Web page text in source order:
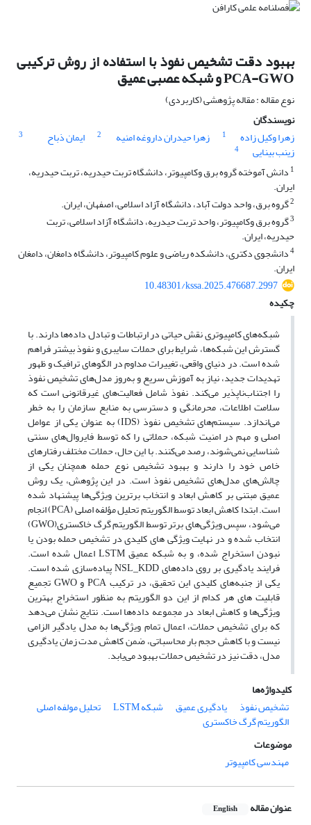
بهبود دقت تشخیص نفوذ با استفاده از روش ترکیبی
PCA-GWO و شبکه‌ عصبی عمیق
نوع مقاله : مقاله پژوهشی (کاربردی)
نویسندگان
زهرا وکیل زاده
1 زهرا حیدران داروغه امنیه 2 ایمان ذباح 3
زینب بینایی
4
1 دانش آموخته گروه برق وکامپیوتر، دانشگاه تربت حیدریه، تربت حیدریه،
ایران.
2گروه برق، واحد دولت آباد، دانشگاه آزاد اسلامی، اصفهان، ایران.
3گروه برق وکامپیوتر، واحد تربت حیدریه، دانشگاه آزاد اسلامی، تربت
حیدریه، ایران.
4دانشجوی دکتری، دانشکده ریاضی و علوم کامپیوتر، دانشگاه دامغان، دامغان
ایران.
10.48301/kssa.2025.476687.2997
چکیده
شبکه‌های کامپیوتری نقش حیاتی در ارتباطات و تبادل داده‌ها دارند. با
گسترش این شبکه‌ها، شرایط برای حملات سایبری و نفوذ بیشتر فراهم
شده است. در دنیای واقعی، تغییرات مداوم در الگوهای ترافیک و ظهور
تهدیدات جدید، نیاز به آموزش سریع و به‌روز مدل‌های تشخیص نفوذ
را اجتناب‌ناپذیر می‌کند. نفوذ شامل فعالیت‌های غیرقانونی است که
سلامت اطلاعات، محرمانگی و دسترسی به منابع سازمان را به خطر
می‌اندازد. سیستم‌های تشخیص نفوذ (IDS) به عنوان یکی از عوامل
اصلی و مهم در امنیت شبکه، حملاتی را که توسط فایروال‌های سنتی
شناسایی نمی‌شوند، رصد می‌کنند. با این حال، حملات مختلف رفتارهای
خاص خود را دارند و بهبود تشخیص نوع حمله همچنان یکی از
چالش‌های مدل‌های تشخیص نفوذ است. در این پژوهش، یک روش
عمیق مبتنی بر کاهش ابعاد و انتخاب برترین ویژگی‌ها پیشنهاد شده
است. ابتدا کاهش ابعاد توسط الگوریتم تحلیل مؤلفه اصلی (PCA) انجام
می‌شود، سپس ویژگی‌های برتر توسط الگوریتم گرگ خاکستری(GWO)
انتخاب شده و در نهایت ویژگی های کلیدی در تشخیص حمله بودن یا
نبودن استخراج شده، و به شبکه‌ عمیق LSTM اعمال شده است.
فرایند یادگیری بر روی داده‌های NSL_KDD پیاده‌سازی شده است.
یکی از جنبه‌های کلیدی این تحقیق، در ترکیب PCA و GWO تجمیع
قابلیت های هر کدام از این دو الگوریتم به منظور استخراج بهترین
ویژگی‌ها و کاهش ابعاد در مجموعه داده‌ها است. نتایج نشان می‌دهد
که برای تشخیص حملات، اعمال تمام ویژگی‌ها به مدل یادگیر الزامی
نیست و با کاهش حجم بار محاسباتی، ضمن کاهش مدت زمان یادگیری
مدل‌، دقت نیز در تشخیص حملات بهبود می‌یابد.
کلیدواژه‌ها
تشخیص نفوذ
یادگیری عمیق شبکه LSTM تحلیل مولفه اصلی
الگوریتم گرگ خاکستری
موضوعات
مهندسی کامپیوتر
عنوان مقاله English